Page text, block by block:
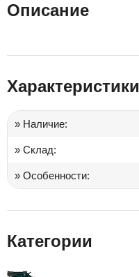
Описание
Характеристики
» Наличие:
» Склад:
» Особенности:
Категории